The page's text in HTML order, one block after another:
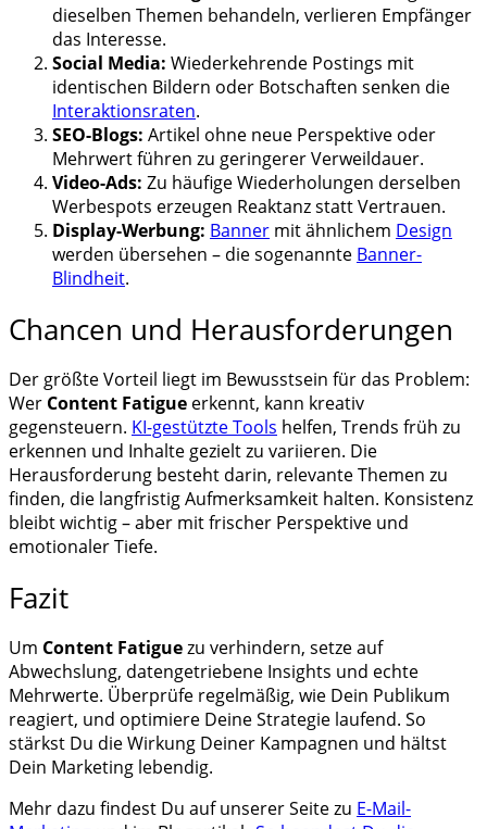
dieselben Themen behandeln, verlieren Empfänger
das Interesse.
Social Media: Wiederkehrende Postings mit
identischen Bildern oder Botschaften senken die
Interaktionsraten.
SEO-Blogs: Artikel ohne neue Perspektive oder
Mehrwert führen zu geringerer Verweildauer.
Video-Ads: Zu häufige Wiederholungen derselben
Werbespots erzeugen Reaktanz statt Vertrauen.
Display-Werbung: Banner mit ähnlichem Design
werden übersehen – die sogenannte Banner-
Blindheit.
Chancen und Herausforderungen
Der größte Vorteil liegt im Bewusstsein für das Problem:
Wer Content Fatigue erkennt, kann kreativ
gegensteuern. KI-gestützte Tools helfen, Trends früh zu
erkennen und Inhalte gezielt zu variieren. Die
Herausforderung besteht darin, relevante Themen zu
finden, die langfristig Aufmerksamkeit halten. Konsistenz
bleibt wichtig – aber mit frischer Perspektive und
emotionaler Tiefe.
Fazit
Um Content Fatiguezu verhindern, setze auf
Abwechslung, datengetriebene Insights und echte
Mehrwerte. Überprüfe regelmäßig, wie Dein Publikum
reagiert, und optimiere Deine Strategie laufend. So
stärkst Du die Wirkung Deiner Kampagnen und hältst
Dein Marketing lebendig.
Mehr dazu findest Du auf unserer Seite zu E-Mail-